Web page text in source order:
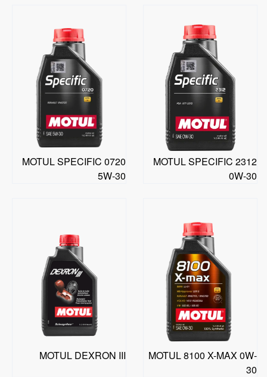
MOTUL SPECIFIC 2312
0W-30
MOTUL SPECIFIC 0720
5W-30
MOTUL 8100 X-MAX 0W-
30
MOTUL DEXRON III